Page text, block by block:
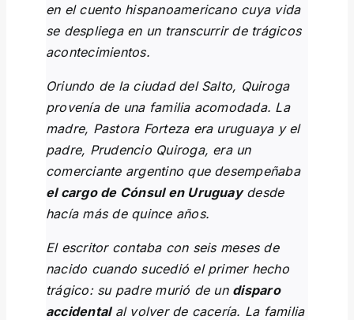
en el cuento hispanoamericano cuya vida
se despliega en un transcurrir de trágicos
acontecimientos.
Oriundo de la ciudad del Salto, Quiroga
provenía de una familia acomodada. La
madre, Pastora Forteza era uruguaya y el
padre, Prudencio Quiroga, era un
comerciante argentino que desempeñaba
el cargo de Cónsul en Uruguaydesde
hacía más de quince años.
El escritor contaba con seis meses de
nacido cuando sucedió el primer hecho
trágico: su padre murió de un disparo
accidentalal volver de cacería. La familia